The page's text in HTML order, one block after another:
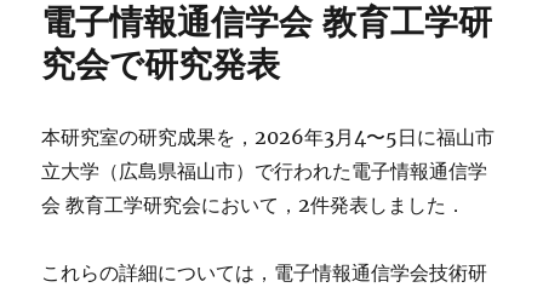
電子情報通信学会 教育工学研
究会で研究発表
本研究室の研究成果を，2026年3月4〜5日に福山市
立大学（広島県福山市）で行われた電子情報通信学
会 教育工学研究会において，2件発表しました．
これらの詳細については，電子情報通信学会技術研